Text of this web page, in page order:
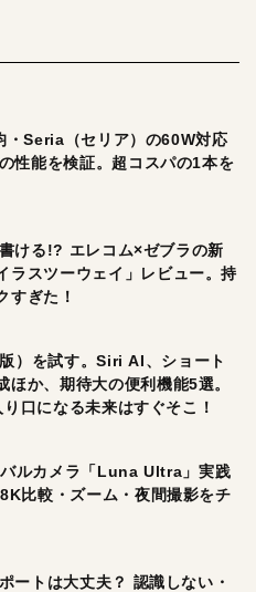
・Seria（セリア）の60W対応
性能を検証。超コスパの1本を
ける!? エレコム×ゼブラの新
ラスツーウェイ」レビュー。持
すぎた！
）を試す。Siri AI、ショート
ほか、期待大の便利機能5選。
口になる未来はすぐそこ！
ルカメラ「Luna Ultra」実践
比較・ズーム・夜間撮影をチ
ートは大丈夫？ 認識しない・